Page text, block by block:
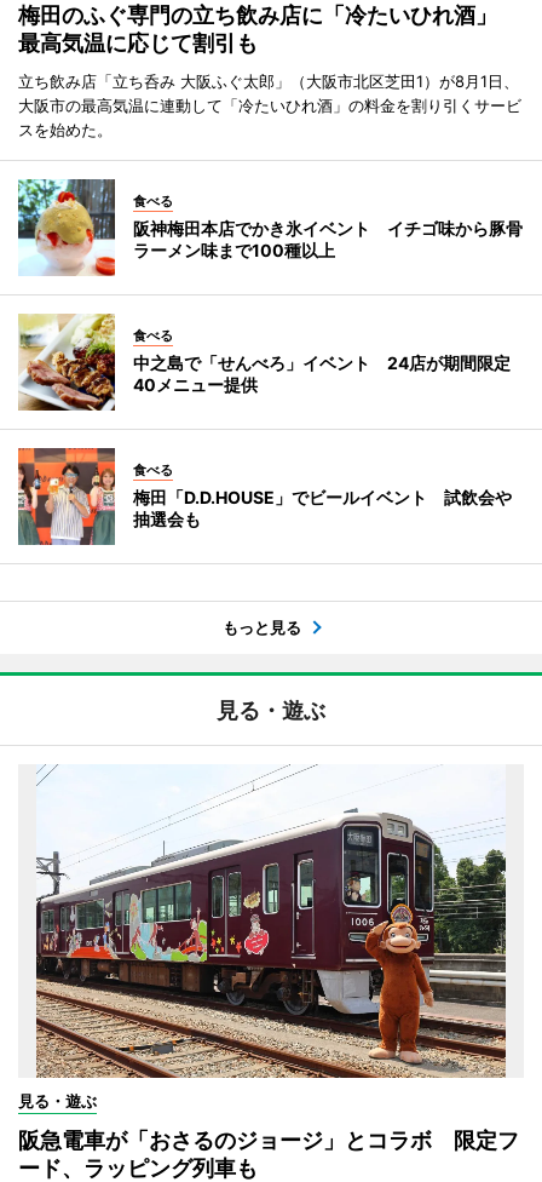
梅田のふぐ専門の立ち飲み店に「冷たいひれ酒」
最高気温に応じて割引も
立ち飲み店「立ち呑み 大阪ふぐ太郎」（大阪市北区芝田1）が8月1日、
大阪市の最高気温に連動して「冷たいひれ酒」の料金を割り引くサービ
スを始めた。
食べる
阪神梅田本店でかき氷イベント イチゴ味から豚骨
ラーメン味まで100種以上
食べる
中之島で「せんべろ」イベント 24店が期間限定
40メニュー提供
食べる
梅田「D.D.HOUSE」でビールイベント 試飲会や
抽選会も
もっと見る
見る・遊ぶ
見る・遊ぶ
阪急電車が「おさるのジョージ」とコラボ 限定フ
ード、ラッピング列車も